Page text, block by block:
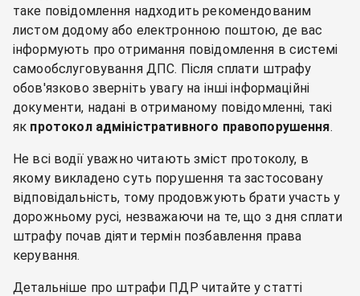
таке повідомлення надходить рекомендованим
листом додому або електронною поштою, де вас
інформують про отримання повідомлення в системі
самообслуговування ДПС. Після сплати штрафу
обов'язково зверніть увагу на інші інформаційні
документи, надані в отриманому повідомленні, такі
як протокол адміністративного правопорушення.
Не всі водії уважно читають зміст протоколу, в
якому викладено суть порушення та застосовану
відповідальність, тому продовжують брати участь у
дорожньому русі, незважаючи на те, що з дня сплати
штрафу почав діяти термін позбавлення права
керування.
Детальніше про штрафи ПДР читайте у статті